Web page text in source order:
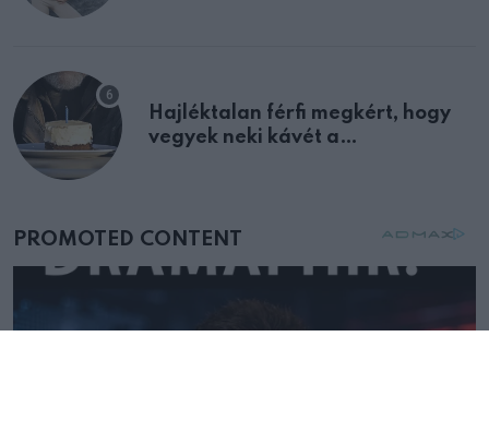
Hajléktalan férfi megkért, hogy
vegyek neki kávét a